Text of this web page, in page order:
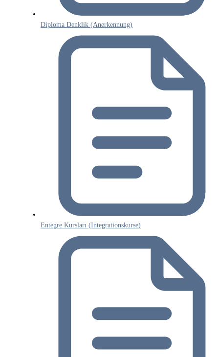
Diploma Denklik (Anerkennung)
Entegre Kursları (Integrationskurse)